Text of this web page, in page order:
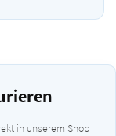
in unserem Shop